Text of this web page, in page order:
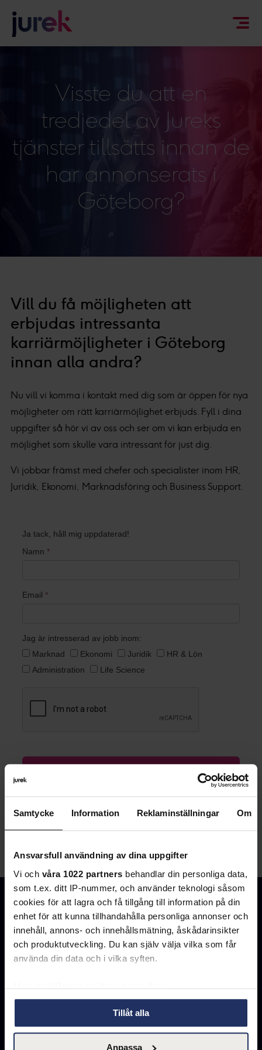
Samtycke Information Reklaminställningar Om
Ansvarsfull användning av dina uppgifter
Vi och våra 1022 partners behandlar din personliga data,
som t.ex. ditt IP-nummer, och använder teknologi såsom
cookies för att lagra och få tillgång till information på din
enhet för att kunna tillhandahålla personliga annonser och
innehåll, annons- och innehållsmätning, åskådarinsikter
och produktutveckling. Du kan själv välja vilka som får
använda din data och i vilka syften.
Med din tillåtelse skulle vi även vilja:
som kan ha en noggrannhet på upp till flera meter
Identifiera din enhet genom att aktivt skanna den
Tillåt alla
Anpassa
Visste du att en
tredjedel av Jureks
tjänster tillsätts innan de
har annonserats i
Göteborg?
Vill du få möjligheten att
erbjudas intressanta
karriärmöjligheter i Göteborg
innan alla andra?
Nu vill vi komma i kontakt med dig som är öppen för nya
möjligheter om rätt karriärmöjlighet erbjuds. Fyll i dina
uppgifter så hör vi av oss och ser om vi kan erbjuda en
möjlighet som skulle vara intressant för just dig.
Vi jobbar främst med chefer och specialister inom HR,
Juridik, Ekonomi, Marknadsföring och Business Support.
Om oss
Våra Policies
Ledningen
Styrelsen
Kontakta oss